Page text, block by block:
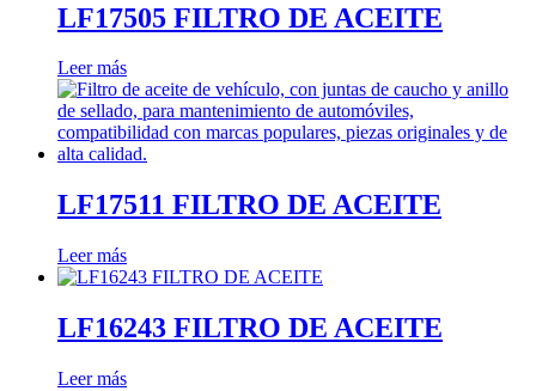
LF17505 FILTRO DE ACEITE
Leer más
LF17511 FILTRO DE ACEITE
Leer más
LF16243 FILTRO DE ACEITE
Leer más